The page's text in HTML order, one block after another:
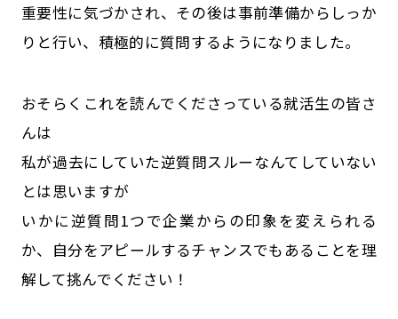
重要性に気づかされ、その後は事前準備からしっか
りと行い、積極的に質問するようになりました。
おそらくこれを読んでくださっている就活生の皆さ
んは
私が過去にしていた逆質問スルーなんてしていない
とは思いますが
いかに逆質問1つで企業からの印象を変えられる
か、自分をアピールするチャンスでもあることを理
解して挑んでください！